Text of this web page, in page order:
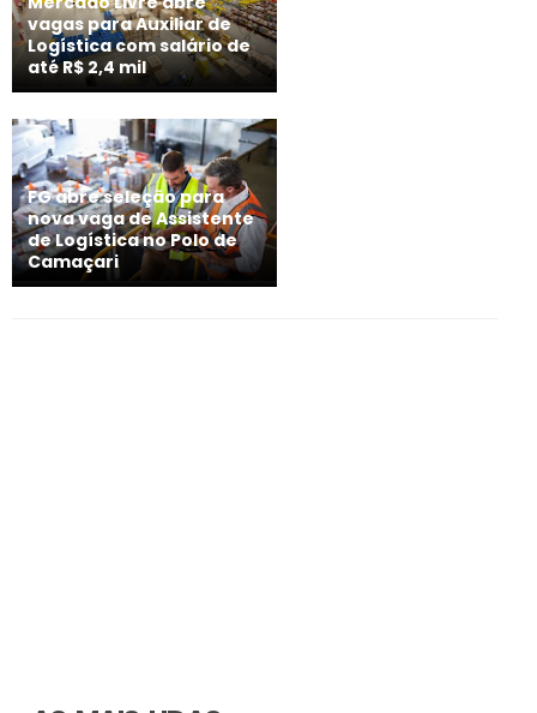
vagas para Auxiliar de
Logística com salário de
até R$ 2,4 mil
FG abre seleção para
nova vaga de Assistente
de Logística no Polo de
Camaçari